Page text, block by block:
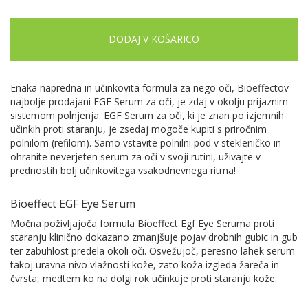
DODAJ V KOŠARICO
Enaka napredna in učinkovita formula za nego oči, Bioeffectov
najbolje prodajani EGF Serum za oči, je zdaj v okolju prijaznim
sistemom polnjenja. EGF Serum za oči, ki je znan po izjemnih
učinkih proti staranju, je zsedaj mogoče kupiti s priročnim
polnilom (refilom). Samo vstavite polnilni pod v stekleničko in
ohranite neverjeten serum za oči v svoji rutini, uživajte v
prednostih bolj učinkovitega vsakodnevnega ritma!
Bioeffect EGF Eye Serum
Močna poživljajoča formula Bioeffect Egf Eye Seruma proti
staranju klinično dokazano zmanjšuje pojav drobnih gubic in gub
ter zabuhlost predela okoli oči. Osvežujoč, peresno lahek serum
takoj uravna nivo vlažnosti kože, zato koža izgleda žareča in
čvrsta, medtem ko na dolgi rok učinkuje proti staranju kože.